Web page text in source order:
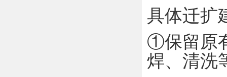
具体迁扩
①保留原
焊、清洗